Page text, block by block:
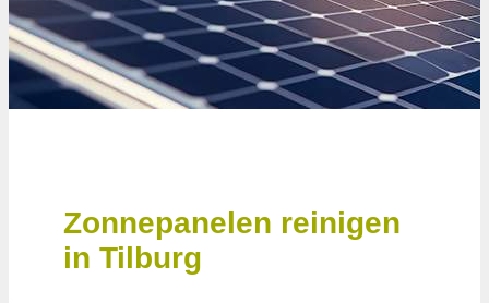
Zonnepanelen reinigen
in Tilburg